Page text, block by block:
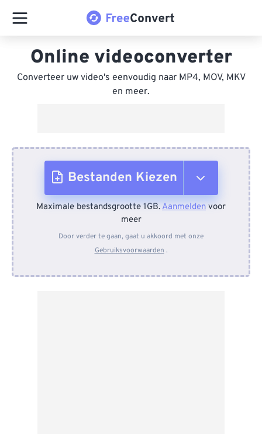
Online videoconverter
Converteer uw video's eenvoudig naar MP4, MOV, MKV
en meer.
Bestanden Kiezen
Van apparaat
Van Dropbox
Maximale bestandsgrootte 1GB.Aanmelden voor
meer
Door verder te gaan, gaat u akkoord met onze
Gebruiksvoorwaarden .